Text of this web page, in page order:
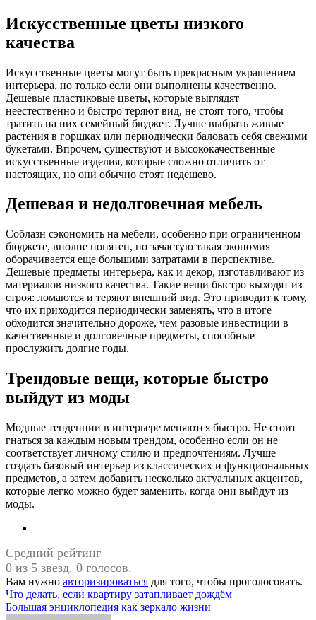
Искусственные цветы низкого
качества
Искусственные цветы могут быть прекрасным украшением
интерьера, но только если они выполнены качественно.
Дешевые пластиковые цветы, которые выглядят
неестественно и быстро теряют вид, не стоят того, чтобы
тратить на них семейный бюджет. Лучше выбрать живые
растения в горшках или периодически баловать себя свежими
букетами. Впрочем, существуют и высококачественные
искусственные изделия, которые сложно отличить от
настоящих, но они обычно стоят недешево.
Дешевая и недолговечная мебель
Соблазн сэкономить на мебели, особенно при ограниченном
бюджете, вполне понятен, но зачастую такая экономия
оборачивается еще большими затратами в перспективе.
Дешевые предметы интерьера, как и декор, изготавливают из
материалов низкого качества. Такие вещи быстро выходят из
строя: ломаются и теряют внешний вид. Это приводит к тому,
что их приходится периодически заменять, что в итоге
обходится значительно дороже, чем разовые инвестиции в
качественные и долговечные предметы, способные
прослужить долгие годы.
Трендовые вещи, которые быстро
выйдут из моды
Модные тенденции в интерьере меняются быстро. Не стоит
гнаться за каждым новым трендом, особенно если он не
соответствует личному стилю и предпочтениям. Лучше
создать базовый интерьер из классических и функциональных
предметов, а затем добавить несколько актуальных акцентов,
которые легко можно будет заменить, когда они выйдут из
моды.
Средний рейтинг
0 из 5 звезд. 0 голосов.
Вам нужно авторизироваться для того, чтобы проголосовать.
Навигация
по
Что делать, если квартиру затапливает дождём
Большая энциклопедия как зеркало жизни